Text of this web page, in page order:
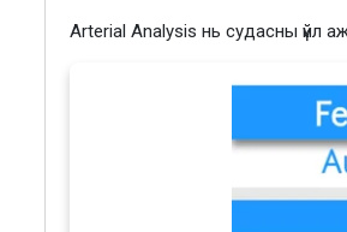
Arterial Analysis нь судасны үйл